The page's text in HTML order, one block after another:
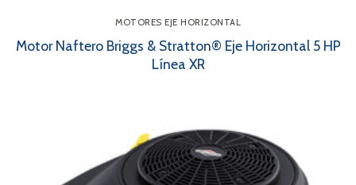
MOTORES EJE HORIZONTAL
Motor Naftero Briggs & Stratton® Eje Horizontal 5 HP
Línea XR